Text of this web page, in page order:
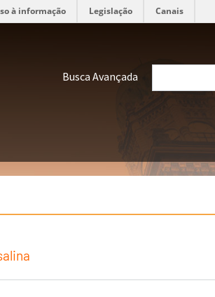
à informação Legislação Canais
Busca Avançada